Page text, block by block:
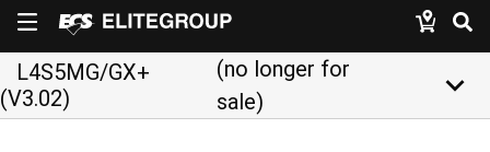
L4S5MG/GX+
(V3.02)
(no longer for
sale)
keyboard_arrow_down